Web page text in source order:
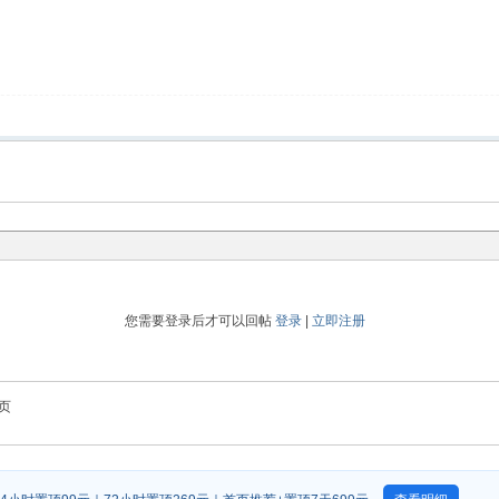
您需要登录后才可以回帖 登录| 立即注册